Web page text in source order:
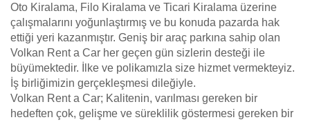
Oto Kiralama, Filo Kiralama ve Ticari Kiralama üzerine
çalışmalarını yoğunlaştırmış ve bu konuda pazarda hak
ettiği yeri kazanmıştır. Geniş bir araç parkına sahip olan
Volkan Rent a Car her geçen gün sizlerin desteği ile
büyümektedir. İlke ve polikamızla size hizmet vermekteyiz.
İş birliğimizin gerçekleşmesi dileğiyle.
Volkan Rent a Car; Kalitenin, varılması gereken bir
hedeften çok, gelişme ve süreklilik göstermesi gereken bir